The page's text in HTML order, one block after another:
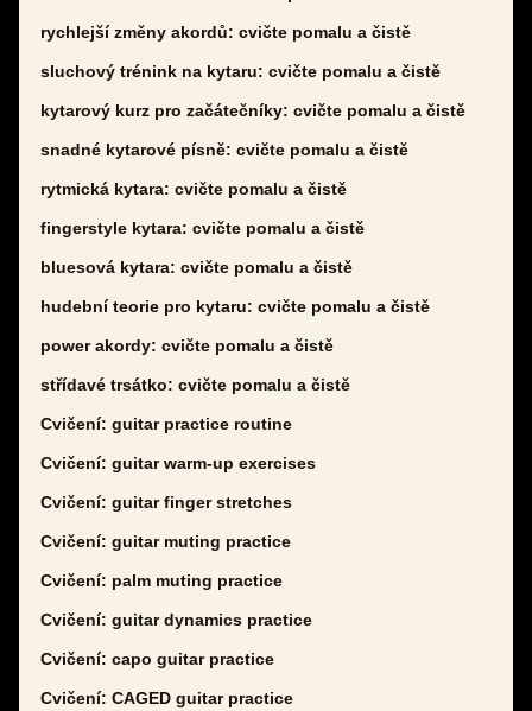
rychlejší změny akordů: cvičte pomalu a čistě
sluchový trénink na kytaru: cvičte pomalu a čistě
kytarový kurz pro začátečníky: cvičte pomalu a čistě
snadné kytarové písně: cvičte pomalu a čistě
rytmická kytara: cvičte pomalu a čistě
fingerstyle kytara: cvičte pomalu a čistě
bluesová kytara: cvičte pomalu a čistě
hudební teorie pro kytaru: cvičte pomalu a čistě
power akordy: cvičte pomalu a čistě
střídavé trsátko: cvičte pomalu a čistě
Cvičení: guitar practice routine
Cvičení: guitar warm-up exercises
Cvičení: guitar finger stretches
Cvičení: guitar muting practice
Cvičení: palm muting practice
Cvičení: guitar dynamics practice
Cvičení: capo guitar practice
Cvičení: CAGED guitar practice